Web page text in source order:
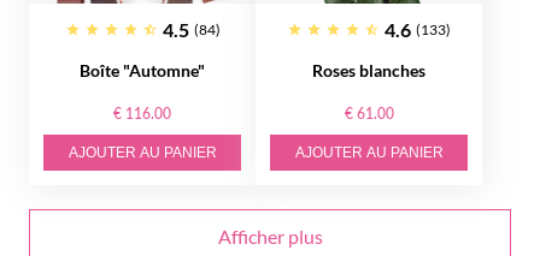
4.5 (84)
Boîte "Automne"
€ 116.00
AJOUTER AU PANIER
4.6 (133)
Roses blanches
€ 61.00
AJOUTER AU PANIER
Afficher plus